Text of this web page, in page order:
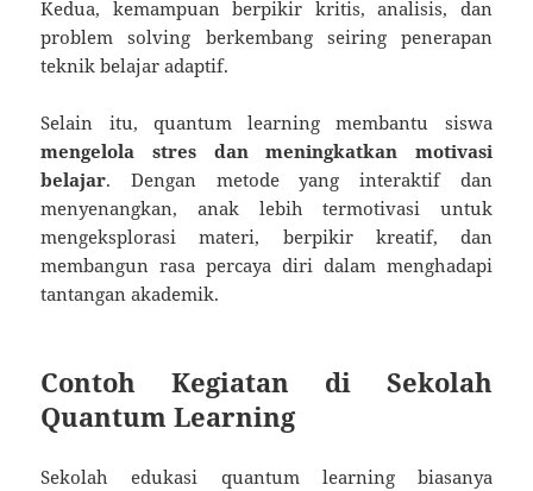
Kedua, kemampuan berpikir kritis, analisis, dan
problem solving berkembang seiring penerapan
teknik belajar adaptif.
Selain itu, quantum learning membantu siswa
mengelola stres dan meningkatkan motivasi
belajar. Dengan metode yang interaktif dan
menyenangkan, anak lebih termotivasi untuk
mengeksplorasi materi, berpikir kreatif, dan
membangun rasa percaya diri dalam menghadapi
tantangan akademik.
Contoh Kegiatan di Sekolah
Quantum Learning
Sekolah edukasi quantum learning biasanya